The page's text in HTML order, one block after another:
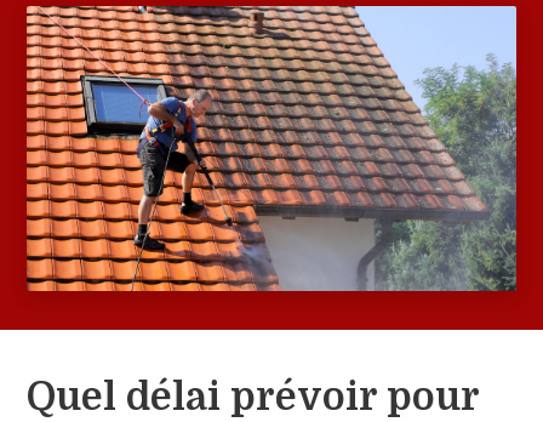
Quel délai prévoir pour